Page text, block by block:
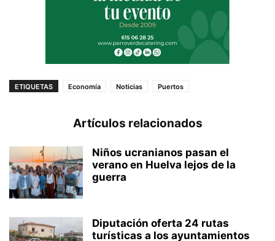
ETIQUETAS Economía Noticias Puertos
Artículos relacionados
Niños ucranianos pasan el
verano en Huelva lejos de la
guerra
Diputación oferta 24 rutas
turísticas a los ayuntamientos